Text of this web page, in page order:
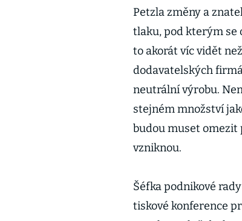
Petzla změny a
tlaku, pod kterým se
to akorát víc vidět
dodavatelských
neutrální výrobu.
stejném množství
budou muset omezit
vzniknou.
Šéfka podnikové
tiskové konference